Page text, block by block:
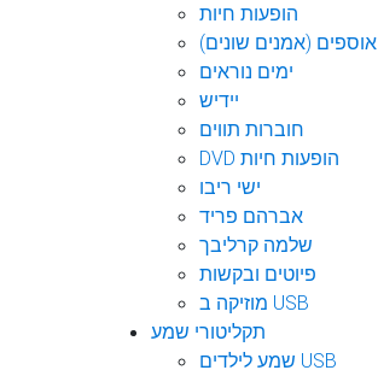
הופעות חיות
אוספים (אמנים שונים)
ימים נוראים
יידיש
חוברות תווים
DVD הופעות חיות
ישי ריבו
אברהם פריד
שלמה קרליבך
פיוטים ובקשות
מוזיקה ב USB
תקליטורי שמע
שמע לילדים USB